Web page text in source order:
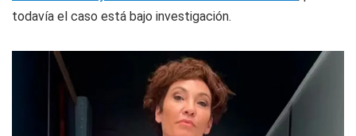
todavía el caso está bajo investigación.